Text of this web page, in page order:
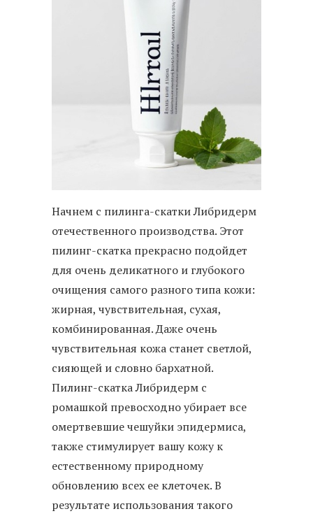
Начнем с пилинга-скатки Либридерм
отечественного производства. Этот
пилинг-скатка прекрасно подойдет
для очень деликатного и глубокого
очищения самого разного типа кожи:
жирная, чувствительная, сухая,
комбинированная. Даже очень
чувствительная кожа станет светлой,
сияющей и словно бархатной.
Пилинг-скатка Либридерм с
ромашкой превосходно убирает все
омертвевшие чешуйки эпидермиса,
также стимулирует вашу кожу к
естественному природному
обновлению всех ее клеточек. В
результате использования такого